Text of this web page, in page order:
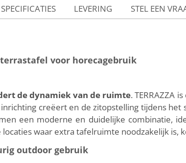
LEVERING STEL EEN
terrastafel voor horecagebruik
de dynamiek van de ruimte. TERRAZZA
creëert en de zitopstelling tijdens
een moderne en duidelijke combinatie,
locaties waar extra tafelruimte noodzakelijk
outdoor gebruik